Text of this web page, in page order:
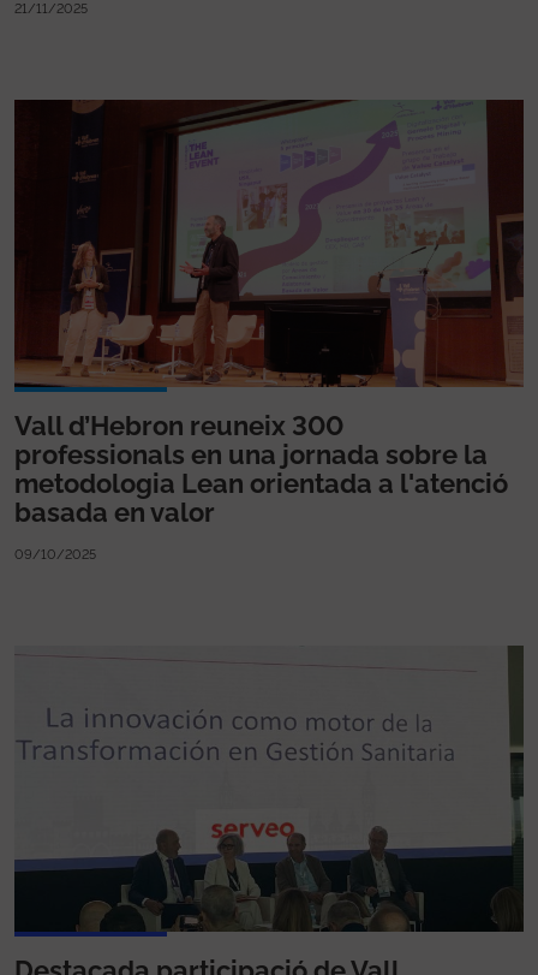
21/11/2025
Vall d’Hebron reuneix 300
professionals en una jornada sobre la
metodologia Lean orientada a l'atenció
basada en valor
09/10/2025